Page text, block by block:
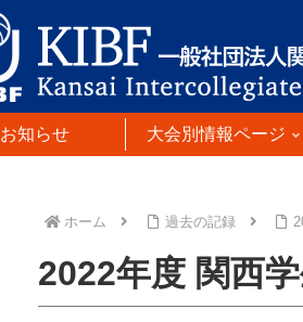
お知らせ 大会別情報ページ
ホーム 過去の記録
2022年度 関西